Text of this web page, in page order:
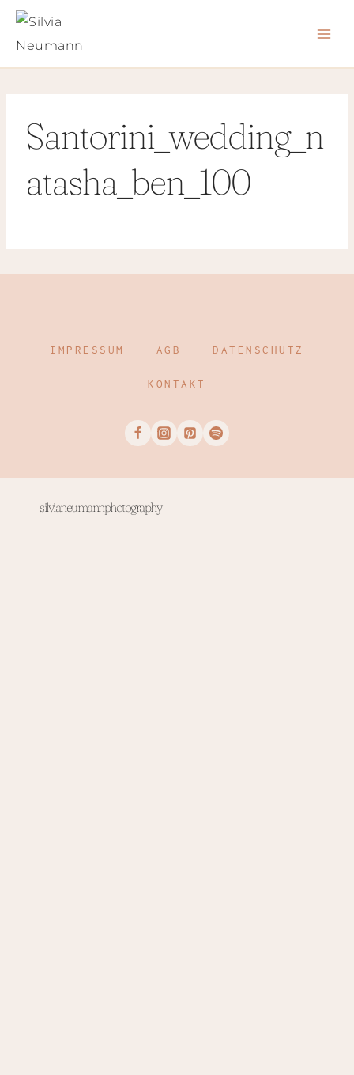
Zum
Santorini_wedding_n
atasha_ben_100
IMPRESSUM AGB DATENSCHUTZ
KONTAKT
silvianeumannphotography